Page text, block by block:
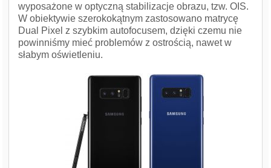
wyposażone w optyczną stabilizacje obrazu, tzw. OIS.
W obiektywie szerokokątnym zastosowano matrycę
Dual Pixel z szybkim autofocusem, dzięki czemu nie
powinniśmy mieć problemów z ostrością, nawet w
słabym oświetleniu.